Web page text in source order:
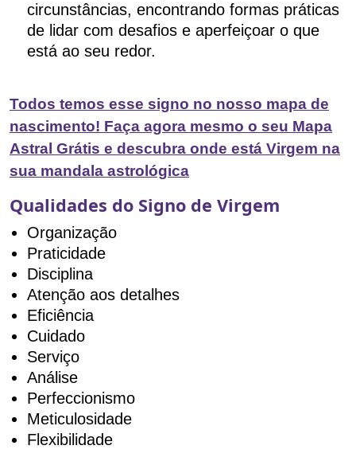
circunstâncias, encontrando formas práticas
de lidar com desafios e aperfeiçoar o que
está ao seu redor.
Todos temos esse signo no nosso mapa de
nascimento! Faça agora mesmo o seu Mapa
Astral Grátis e descubra onde está Virgem na
sua mandala astrológica
Qualidades do Signo de Virgem
Organização
Praticidade
Disciplina
Atenção aos detalhes
Eficiência
Cuidado
Serviço
Análise
Perfeccionismo
Meticulosidade
Flexibilidade